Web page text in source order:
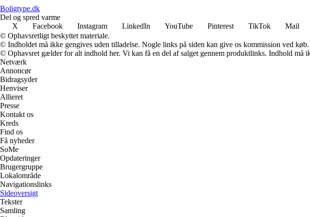
Boligtype.dk
Del og spred varme
X
Facebook Instagram LinkedIn YouTube Pinterest TikTok Mail
© Ophavsretligt beskyttet materiale.
© Indholdet må ikke gengives uden tilladelse. Nogle links på siden kan give os kommission ved køb.
© Ophavsret gælder for alt indhold her. Vi kan få en del af salget gennem produktlinks. Indhold må
Netværk
Annoncør
Bidragsyder
Henviser
Allieret
Presse
Kontakt os
Kreds
Find os
Få nyheder
SoMe
Opdateringer
Brugergruppe
Lokalområde
Navigationslinks
Sideoversigt
Tekster
Samling